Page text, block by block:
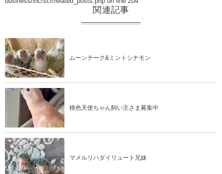
関連記事
ムーンチーク&ミントシナモン
桃色天使ちゃん飼い主さま募集中
マメルリハダイリュート兄妹